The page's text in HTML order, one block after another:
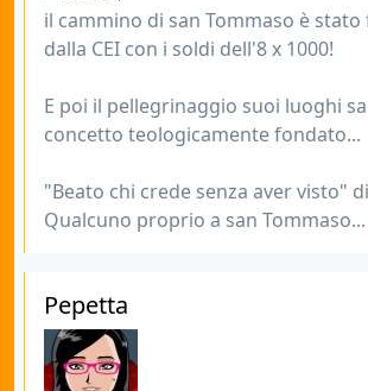
il cammino di san Tommaso è
dalla CEI con i soldi dell'8 x 1000!
E poi il pellegrinaggio suoi luoghi
concetto teologicamente fondato...
"Beato chi crede senza aver visto"
Qualcuno proprio a san Tommaso...
Pepetta